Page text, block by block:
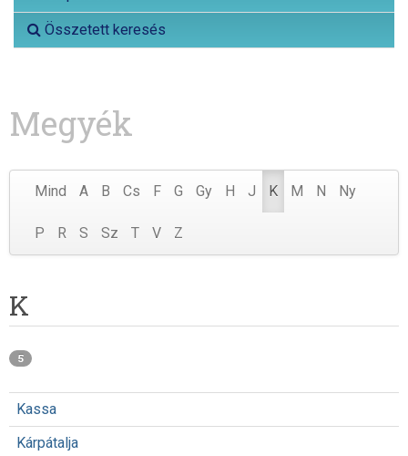
Összetett keresés
Megyék
Mind A B Cs F G Gy H J K M N Ny
P R S Sz T V Z
K
5
Kassa
Kárpátalja